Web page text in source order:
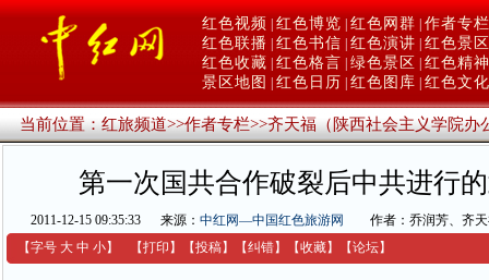
红色视频 红色博览 红色网群 作者专栏
红色联播 红色书信 红色演讲 红色景区
红色收藏 红色格言 绿色景区
红色精神
景区地图
红色日历 红色图库 红色文化
当前位置：红旅频道>>作者专栏>>齐天福（陕西社会主义学院办
第一次国共合作破裂后中共进行
2011-12-15 09:35:33 来源： 中红网—中国红色旅游网
作者：乔润芳、齐
【字号 大 中 小】 【打印 】 【投稿】 【纠错】 【收藏】 【论坛】